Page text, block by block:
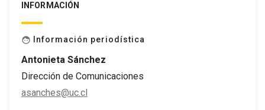
INFORMACIÓN
face Información periodística
Antonieta Sánchez
Dirección de Comunicaciones
asanches@uc.cl